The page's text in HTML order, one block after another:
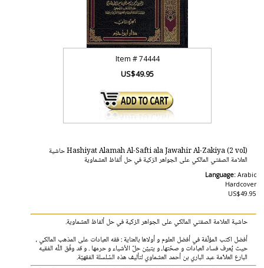
Item #74444
US$49.95
Hashiyat Alamah Al-Safti ala Jawahir Al-Zakiya (2 vol) حاشية
العلامة الصفتي المالكي على الجواهر الزكية في حل ألفاظ العشماوية
Language: Arabic
Hardcover
US$49.95
حاشية العلامة الصفتي المالكي على الجواهر الزكية في حل ألفاظ العشماوية.
أفضل اكتب المؤلّفة في أفضل العلوم و أولاها بالعناية : فقه العبادات على المذهب المالكي ،
حيث يُعرف فساد العبادات و صحّتها، و يتبيّن حلّ الأشياء و حرمها . و قد وفّق اللّه الفقيه
البارع العلاّمة عبد الباري بن أحمد العشماوي لتأليف هذه السّلسلة الفقهيّة.